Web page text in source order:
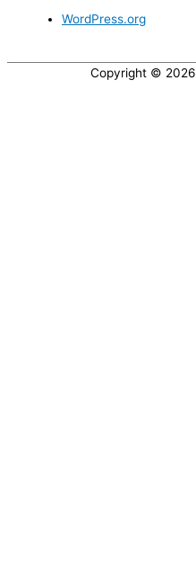
WordPress.org
Copyright © 2026